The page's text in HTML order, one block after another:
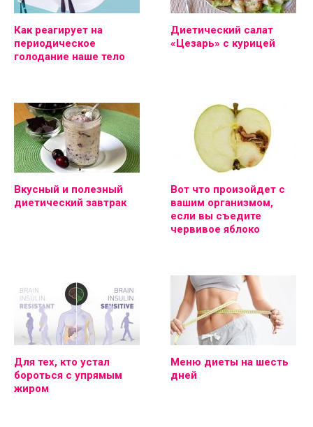
Как реагирует на
периодическое
голодание наше тело
Диетический салат
«Цезарь» с курицей
Вкусный и полезный
диетический завтрак
Вот что произойдет с
вашим организмом,
если вы съедите
червивое яблоко
Для тех, кто устал
бороться с упрямым
жиром
Меню диеты на шесть
дней